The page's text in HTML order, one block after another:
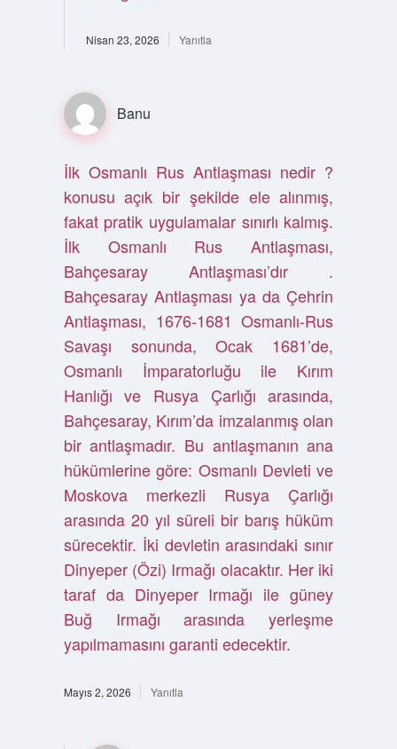
Nisan 23, 2026 Yanıtla
Banu
İlk Osmanlı Rus Antlaşması nedir ?
konusu açık bir şekilde ele alınmış,
fakat pratik uygulamalar sınırlı kalmış.
İlk Osmanlı Rus Antlaşması,
Bahçesaray Antlaşması’dır .
Bahçesaray Antlaşması ya da Çehrin
Antlaşması, 1676-1681 Osmanlı-Rus
Savaşı sonunda, Ocak 1681’de,
Osmanlı İmparatorluğu ile Kırım
Hanlığı ve Rusya Çarlığı arasında,
Bahçesaray, Kırım’da imzalanmış olan
bir antlaşmadır. Bu antlaşmanın ana
hükümlerine göre: Osmanlı Devleti ve
Moskova merkezli Rusya Çarlığı
arasında 20 yıl süreli bir barış hüküm
sürecektir. İki devletin arasındaki sınır
Dinyeper (Özi) Irmağı olacaktır. Her iki
taraf da Dinyeper Irmağı ile güney
Buğ Irmağı arasında yerleşme
yapılmamasını garanti edecektir.
Mayıs 2, 2026 Yanıtla